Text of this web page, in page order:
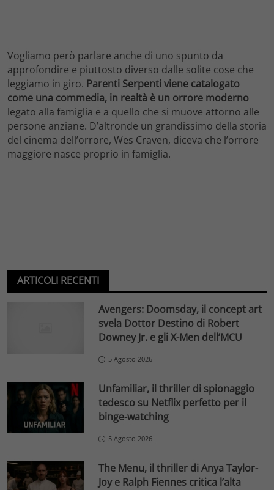
Vogliamo però parlare anche di uno spunto da
approfondire e piuttosto diverso dalle solite cose che
leggiamo in giro. Parenti Serpenti viene catalogato
come una commedia, in realtà è un orrore moderno
legato alla famiglia e a quello che si muove attorno alle
persone anziane. D’altronde un grandissimo della storia
del cinema dell’orrore, Wes Craven, diceva che l’orrore
maggiore nasce proprio in famiglia.
ARTICOLI RECENTI
Avengers: Doomsday, il concept art
svela Dottor Destino di Robert
Downey Jr. e gli X-Men dell’MCU
5 Agosto 2026
Unfamiliar, il thriller di spionaggio
tedesco su Netflix perfetto per il
binge-watching
5 Agosto 2026
The Menu, il thriller di Anya Taylor-
Joy e Ralph Fiennes critica l’alta